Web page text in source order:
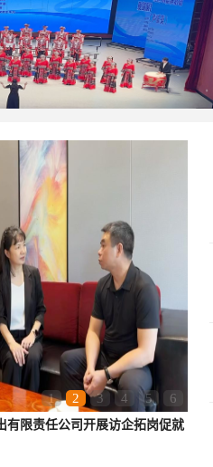
1 2 3 4 5 6
有限责任公司开展访企拓岗促就